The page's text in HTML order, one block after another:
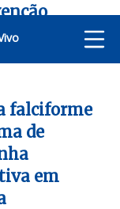
06/06/2026
falciforme
de
em